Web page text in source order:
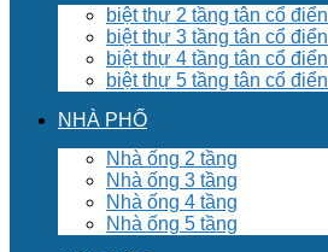
biệt thự 2 tầng tân cổ điển
biệt thự 3 tầng tân cổ điển
biệt thự 4 tầng tân cổ điển
biệt thự 5 tầng tân cổ điển
NHÀ PHỐ
Nhà ống 2 tầng
Nhà ống 3 tầng
Nhà ống 4 tầng
Nhà ống 5 tầng